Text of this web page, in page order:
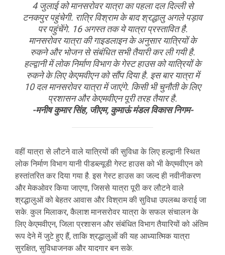
4 जुलाई को मानसरोवर यात्रा का पहला दल दिल्ली से
टनकपुर पहुंचेगी. रात्रि विश्राम के बाद श्रद्धालु अगले पड़ाव
पर पहुंचेंगे. 16 अगस्त तक ये यात्रा प्रस्तावित है.
मानसरोवर यात्रा की गाइडलाइन के अनुसार यात्रियों के
रुकने और भोजन से संबंधित सभी तैयारी कर ली गयी है.
हल्द्वानी में लोक निर्माण विभाग के गेस्ट हाउस को यात्रियों के
रुकने के लिए केएमवीएन को सौंप दिया है. इस बार यात्रा में
10 दल मानसरोवर यात्रा में जाएंगे. किसी भी चुनौती के लिए
प्रशासन और केएमवीएन पूरी तरह तैयार है.
-मनीष कुमार सिंह, जीएम, कुमाऊं मंडल विकास निगम-
वहीं यात्रा से लौटने वाले यात्रियों की सुविधा के लिए हल्द्वानी स्थित
लोक निर्माण विभाग यानी पीडब्ल्यूडी गेस्ट हाउस को भी केएमवीएन को
हस्तांतरित कर दिया गया है. इस गेस्ट हाउस का जल्द ही नवीनीकरण
और मेकओवर किया जाएगा, जिससे यात्रा पूरी कर लौटने वाले
श्रद्धालुओं को बेहतर आवास और विश्राम की सुविधा उपलब्ध कराई जा
सके. कुल मिलाकर, कैलाश मानसरोवर यात्रा के सफल संचालन के
लिए केएमवीएन, जिला प्रशासन और संबंधित विभाग तैयारियों को अंतिम
रूप देने में जुटे हुए हैं, ताकि श्रद्धालुओं की यह आध्यात्मिक यात्रा
सुरक्षित, सुविधाजनक और यादगार बन सके.